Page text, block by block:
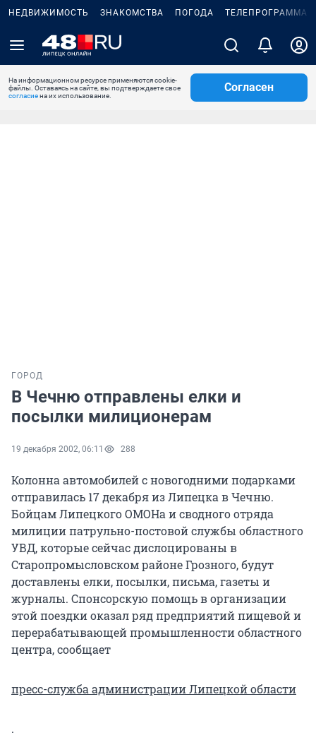
НЕДВИЖИМОСТЬ ЗНАКОМСТВА ПОГОДА ТЕЛЕПРОГРАММА
На информационном ресурсе применяются cookie-
файлы. Оставаясь на сайте, вы подтверждаете свое
согласиена их использование.
Согласен
ГОРОД
В Чечню отправлены елки и
посылки милиционерам
19 декабря 2002, 06:11 288
Колонна автомобилей с новогодними подарками
отправилась 17 декабря из Липецка в Чечню.
Бойцам Липецкого ОМОНа и сводного отряда
милиции патрульно-постовой службы областного
УВД, которые сейчас дислоцированы в
Старопромысловском районе Грозного, будут
доставлены елки, посылки, письма, газеты и
журналы. Спонсорскую помощь в организации
этой поездки оказал ряд предприятий пищевой и
перерабатывающей промышленности областного
центра, сообщает
пресс-служба администрации Липецкой области
.